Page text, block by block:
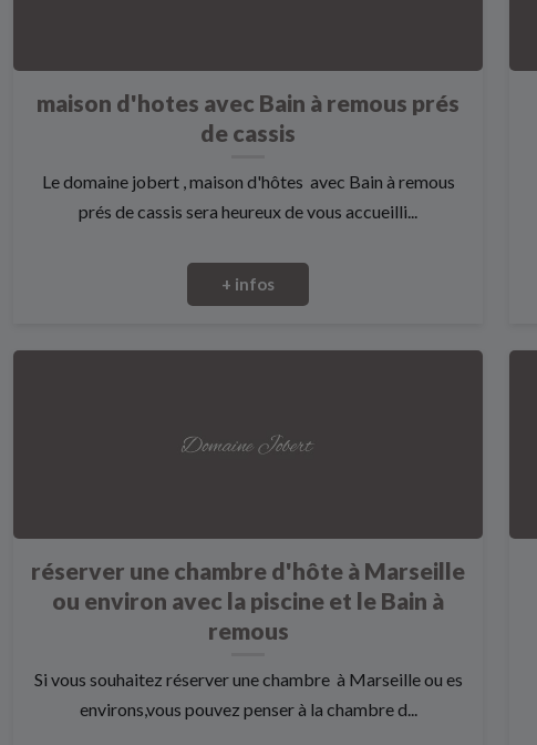
maison d'hotes avec Bain à remous prés
de cassis
Le domaine jobert , maison d'hôtes avec Bain à remous
prés de cassis sera heureux de vous accueilli...
+ infos
réserver une chambre d'hôte à Marseille
ou environ avec la piscine et le Bain à
remous
Si vous souhaitez réserver une chambre à Marseille ou es
environs,vous pouvez penser à la chambre d...